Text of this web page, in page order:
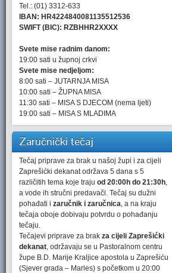
Tel.: (01) 3312-633
IBAN: HR4224840081135512536
SWIFT (BIC): RZBHHR2XXXX
Svete mise radnim danom:
19:00 sati u župnoj crkvi
Svete mise nedjeljom:
8:00 sati – JUTARNJA MISA
10:00 sati – ŽUPNA MISA
11:30 sati – MISA S DJECOM (nema ljeti)
19:00 sati – MISA S MLADIMA
Zaručnički tečaj
Tečaj priprave za brak u našoj župi i za cijeli
Zaprešićki dekanat održava 5 dana s 5
različitih tema koje traju od 20:00h do 21:30h,
a vode ih stručni predavači. Tečaj su dužni
pohađati i zaručnik i zaručnica, a na kraju
tečaja oboje dobivaju potvrdu o pohađanju
tečaju.
Tečajevi priprave za brak za cijeli Zaprešićki
dekanat, održavaju se u Pastoralnom centru
župe B.D. Marije Kraljice apostola u Zaprešiću
(Sjever grada – Marles) s početkom u 20:00